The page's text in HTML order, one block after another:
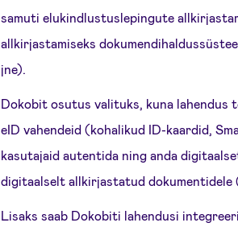
samuti elukindlustuslepingute
allkirjastamiseks
jne).
Dokobit osutus valituks, kuna lahendus
eID vahendeid (kohalikud ID-kaardid,
kasutajaid autentida ning anda
digitaalselt allkirjastatud dokumentidele
Lisaks saab Dokobiti lahendusi